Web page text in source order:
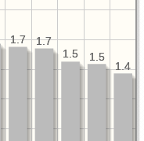
1.4
1.5
1.5
1.7
1.7
1.4
1.5
1.5
1.7
1.7